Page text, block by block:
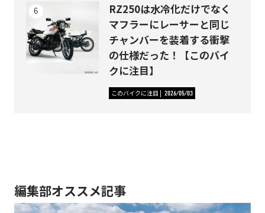
RZ250は水冷化だけでなく
マフラーにレーサーと同じ
チャンバーを装着する衝撃
の仕様だった！【このバイ
クに注目】
このバイクに注目 2026/05/03
編集部オススメ記事